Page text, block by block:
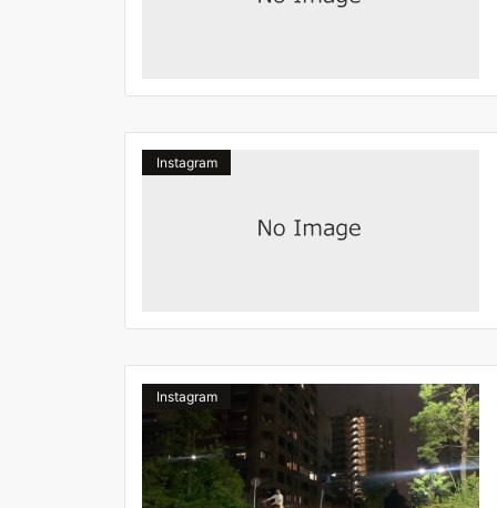
Instagram
Instagram